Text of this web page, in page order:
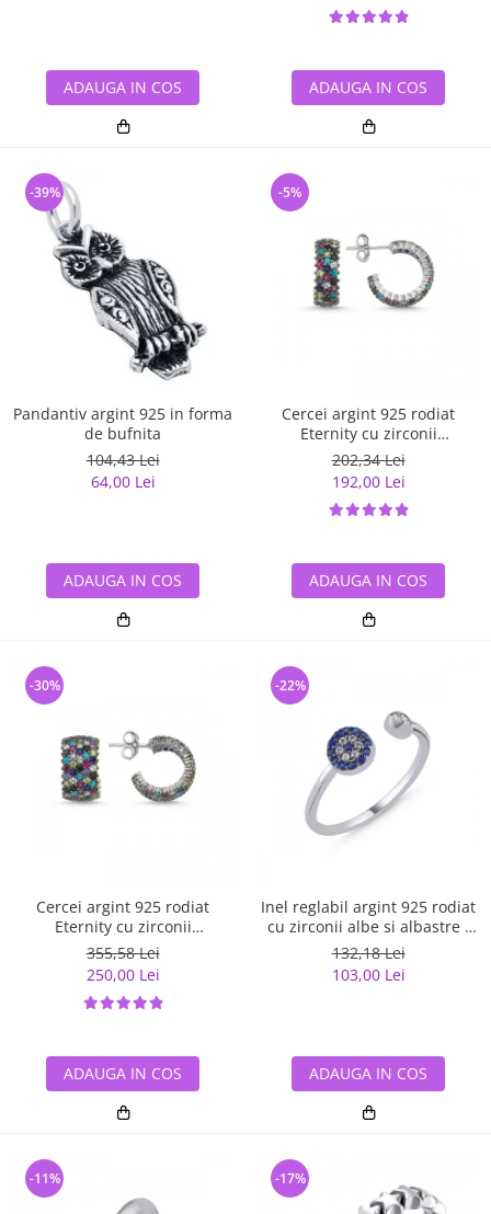
ADAUGA IN COS ADAUGA IN COS
Pandantiv argint 925 in forma
de bufnita
104,43 Lei
64,00 Lei
-39%
ADAUGA IN COS
Cercei argint 925 rodiat
Eternity cu zirconii
multicolore ETU0028
202,34 Lei
192,00 Lei
-5%
ADAUGA IN COS
Cercei argint 925 rodiat
Eternity cu zirconii
multicolore ETU0036
355,58 Lei
250,00 Lei
-30%
ADAUGA IN COS
Inel reglabil argint 925 rodiat
cu zirconii albe si albastre -
Be Elegant ITU0109
132,18 Lei
103,00 Lei
-22%
ADAUGA IN COS
-11% -17%